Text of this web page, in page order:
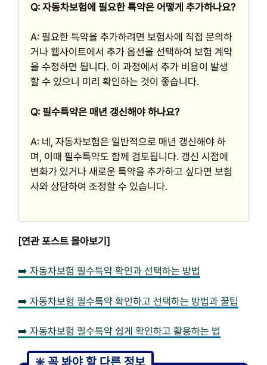
Q: 자동차보험에 필요한 특약은 어떻게 추가하나요?
A: 필요한 특약을 추가하려면 보험사에 직접 문의하
거나 웹사이트에서 추가 옵션을 선택하여 보험 계약
을 수정하면 됩니다. 이 과정에서 추가 비용이 발생
할 수 있으니 미리 확인하는 것이 좋습니다.
Q: 필수특약은 매년 갱신해야 하나요?
A: 네, 자동차보험은 일반적으로 매년 갱신해야 하
며, 이때 필수특약도 함께 검토됩니다. 갱신 시점에
변화가 있거나 새로운 특약을 추가하고 싶다면 보험
사와 상담하여 조정할 수 있습니다.
[연관 포스트 몰아보기]
➡️ 자동차보험 필수특약 확인과 선택하는 방법
➡️ 자동차보험 필수특약 확인하고 선택하는 방법과 꿀팁
➡️ 자동차보험 필수특약 쉽게 확인하고 활용하는 법